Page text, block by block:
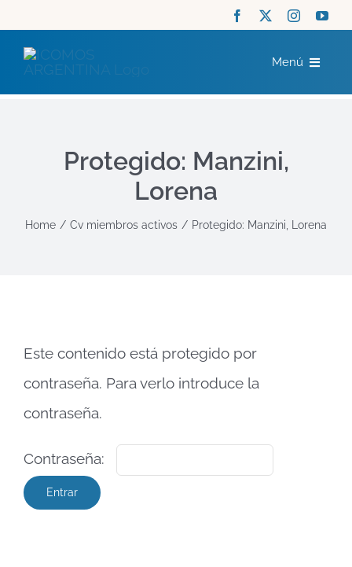
contenido
Menú
COMITÉS
Protegido: Manzini,
Lorena
Home Cv miembros activos Protegido: Manzini, Lorena
Este contenido está protegido por
contraseña. Para verlo introduce la
contraseña.
Contraseña: